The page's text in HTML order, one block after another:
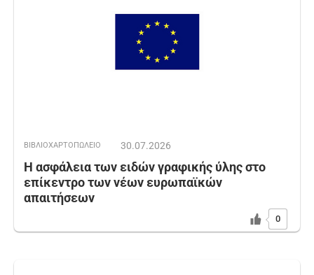
ΒΙΒΛΙΟΧΑΡΤΟΠΩΛΕΙΟ 30.07.2026
Η ασφάλεια των ειδών γραφικής ύλης στο
επίκεντρο των νέων ευρωπαϊκών
απαιτήσεων
0